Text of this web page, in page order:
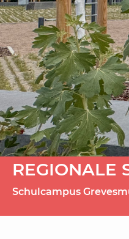
REGIONALE
Schulcampus